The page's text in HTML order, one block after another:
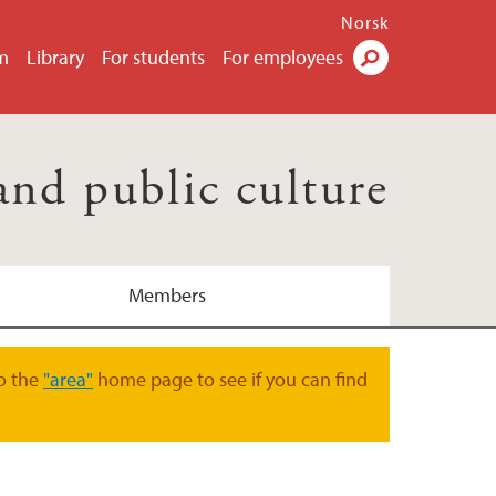
Library For students For employees
Norsk
public culture
Members
the "area" home page to see if you can find